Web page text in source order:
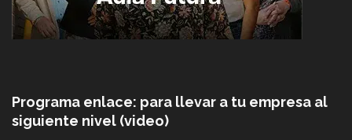
Programa enlace: para llevar a tu empresa al
siguiente nivel (video)